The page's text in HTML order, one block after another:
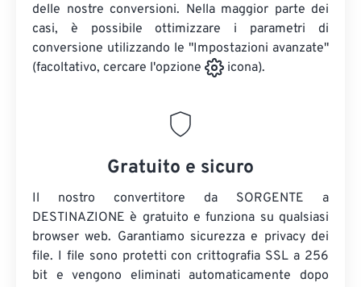
delle nostre conversioni. Nella maggior parte dei
casi, è possibile ottimizzare i parametri di
conversione utilizzando le "Impostazioni avanzate"
(facoltativo, cercare l'opzione
icona).
Gratuito e sicuro
Il nostro convertitore da SORGENTE a
DESTINAZIONE è gratuito e funziona su qualsiasi
browser web. Garantiamo sicurezza e privacy dei
file. I file sono protetti con crittografia SSL a 256
bit e vengono eliminati automaticamente dopo